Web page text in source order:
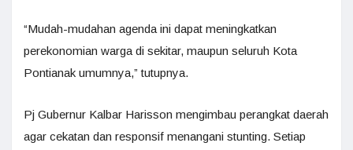
“Mudah-mudahan agenda ini dapat meningkatkan
perekonomian warga di sekitar, maupun seluruh Kota
Pontianak umumnya,” tutupnya.
Pj Gubernur Kalbar Harisson mengimbau perangkat daerah
agar cekatan dan responsif menangani stunting. Setiap